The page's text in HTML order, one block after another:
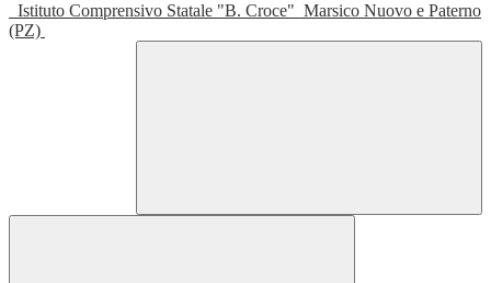
Istituto Comprensivo Statale "B. Croce" Marsico Nuovo e Paterno
(PZ)